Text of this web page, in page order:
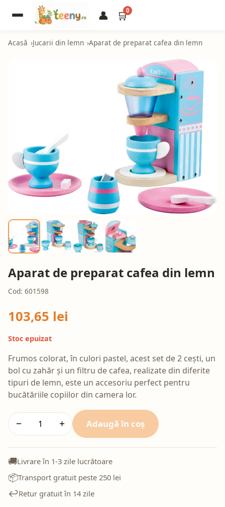
👤 🛒0
Acasă Jucarii din lemn Aparat de preparat cafea din lemn
Aparat de preparat cafea din lemn
Cod: 601598
103,65 lei
Stoc epuizat
Frumos colorat, în culori pastel, acest set de 2 cești, un
bol cu zahăr și un filtru de cafea, realizate din diferite
tipuri de lemn, este un accesoriu perfect pentru
bucătăriile copiilor din camera lor.
− + Adaugă în coș
🚚Livrare în 1-3 zile lucrătoare
📦Transport gratuit peste 250 lei
↩️Retur gratuit în 14 zile